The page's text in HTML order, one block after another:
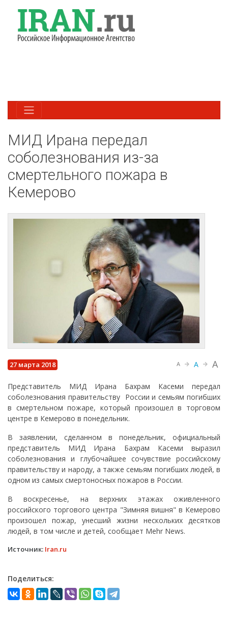
МИД Ирана передал
соболезнования из-за
смертельного пожара в
Кемерово
27 марта 2018 A A A
Представитель МИД Ирана Бахрам Касеми передал
соболезнования правительству России и семьям погибших
в смертельном пожаре, который произошел в торговом
центре в Кемерово в понедельник.
В заявлении, сделанном в понедельник, официальный
представитель МИД Ирана Бахрам Касеми выразил
соболезнования и глубочайшее сочувствие российскому
правительству и народу, а также семьям погибших людей, в
одном из самых смертоносных пожаров в России.
В воскресенье, на верхних этажах оживленного
российского торгового центра "Зимняя вишня" в Кемерово
произошел пожар, унесший жизни нескольких десятков
людей, в том числе и детей, сообщает Mehr News.
Источник: Iran.ru
Поделиться: